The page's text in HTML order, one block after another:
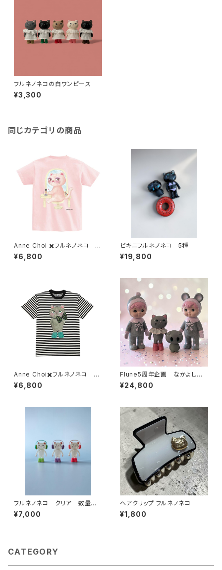
フルネノネコの白ワンピース
¥3,300
同じカテゴリの商品
Anne Choi ✖️フルネノネコ 限
定Tシャツ②
¥6,800
ビキニフルネノネコ 5種
¥19,800
Anne Choi✖️フルネノネコ 限
定Tシャツ①
¥6,800
Flune5周年企画 なかよしチャ
ーミーちゃんとフルネノネコ
¥24,800
フルネノネコ クリア 数量限
定
¥7,000
ヘアクリップ フルネノネコ
¥1,800
CATEGORY